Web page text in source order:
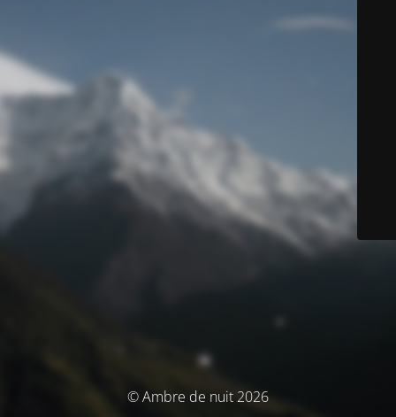
© Ambre de nuit 2026